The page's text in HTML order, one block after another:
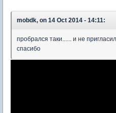
mobdk, on 14 Oct 2014 - 14:11:
пробрался таки...... и не
спасибо